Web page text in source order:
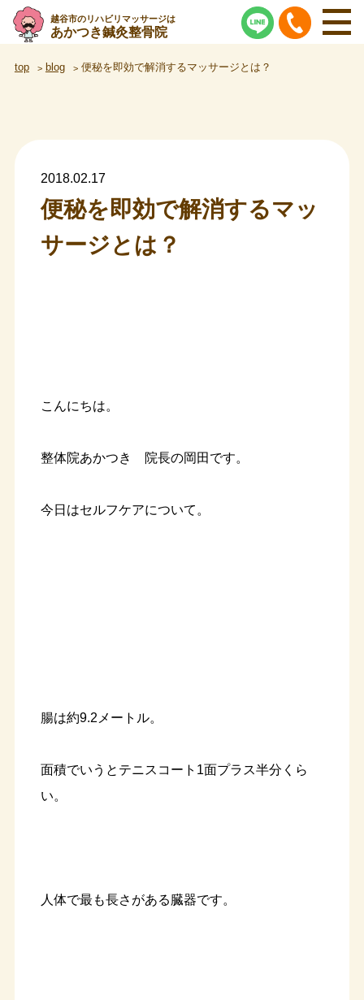
越谷市のリハビリマッサージは
あかつき鍼灸整骨院
top blog 便秘を即効で解消するマッサージとは？
2018.02.17
便秘を即効で解消するマッ
サージとは？
こんにちは。
整体院あかつき 院長の岡田です。
今日はセルフケアについて。
腸は約9.2メートル。
面積でいうとテニスコート1面プラス半分くら
い。
人体で最も長さがある臓器です。